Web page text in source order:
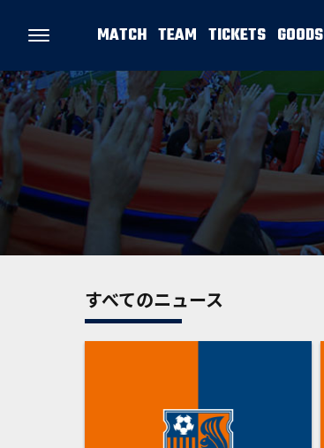
MATCH TEAM TICKETS GOODS
すべてのニュース